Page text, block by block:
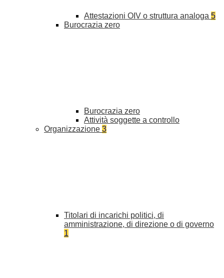
Attestazioni OIV o struttura analoga 5
Burocrazia zero
Burocrazia zero
Attività soggette a controllo
Organizzazione 3
Titolari di incarichi politici, di
amministrazione, di direzione o di governo
1